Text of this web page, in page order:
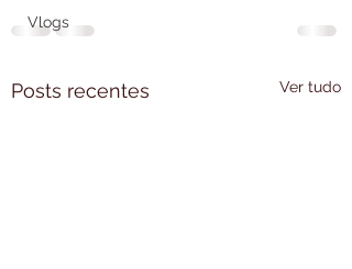
Vlogs
Posts recentes Ver tudo